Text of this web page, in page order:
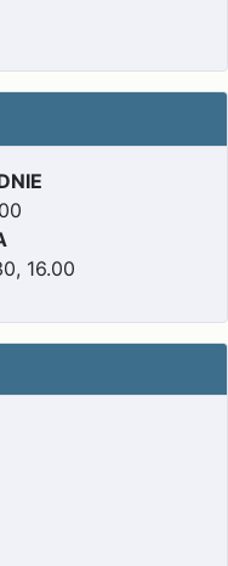
16.00